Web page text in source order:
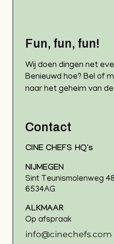
Fun, fun, fun!
Wij doen dingen net
Benieuwd hoe? Bel of
naar het geheim van
Contact
CINE CHEFS HQ's
NIJMEGEN
Sint Teunismolenweg 48
6534AG
ALKMAAR
Op afspraak
info@cinechefs.com